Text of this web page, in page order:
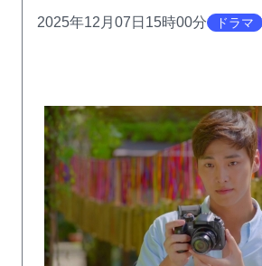
2025年12月07日15時00分 ドラマ